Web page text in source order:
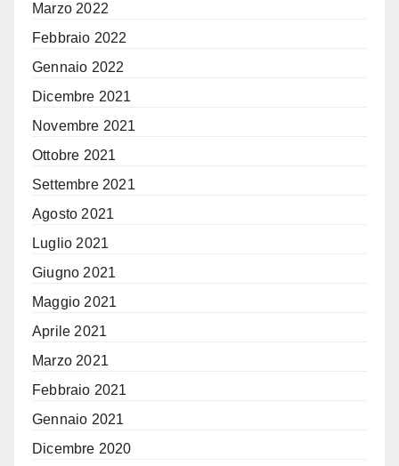
Marzo 2022
Febbraio 2022
Gennaio 2022
Dicembre 2021
Novembre 2021
Ottobre 2021
Settembre 2021
Agosto 2021
Luglio 2021
Giugno 2021
Maggio 2021
Aprile 2021
Marzo 2021
Febbraio 2021
Gennaio 2021
Dicembre 2020